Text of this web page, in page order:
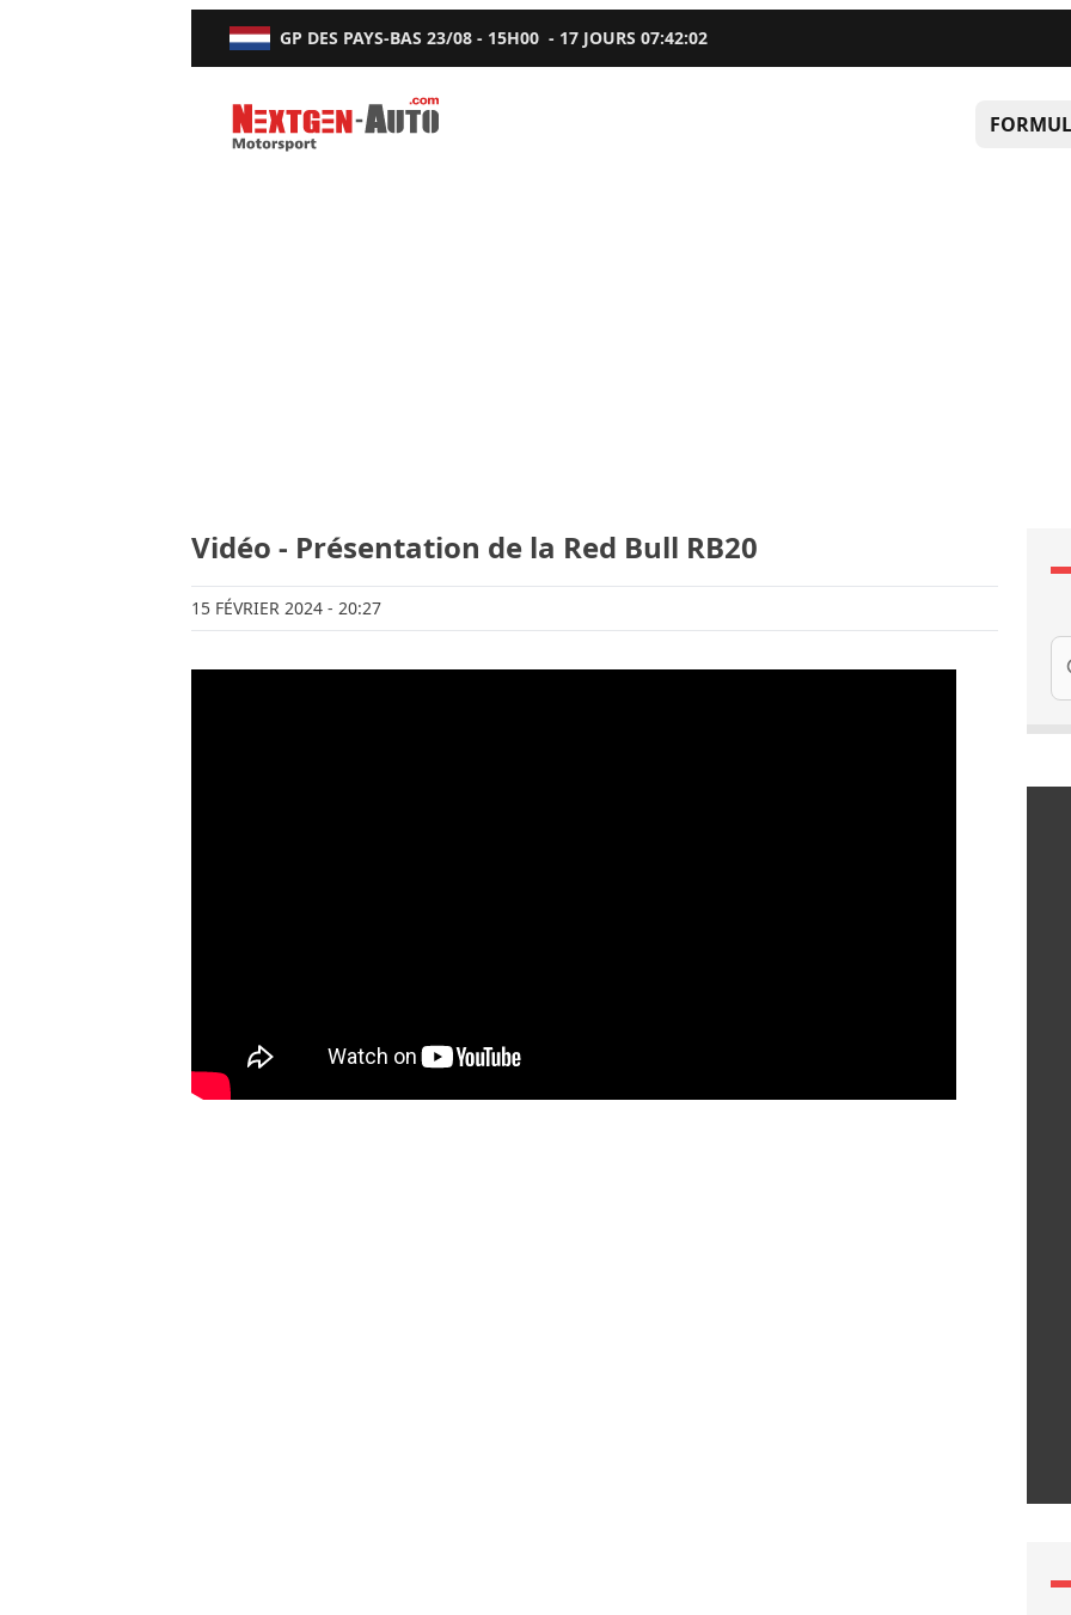
GP DES PAYS-BAS 23/08 - 15H00 - 17 JOURS07:42:01
Nextgen-Auto.com
Vidéo - Présentation de la Red Bull RB20
15 FÉVRIER 2024 - 20:27